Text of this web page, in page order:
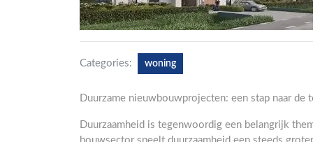
Categories: woning
Duurzame nieuwbouwprojecten: een stap naar de
Duurzaamheid is tegenwoordig een belangrijk